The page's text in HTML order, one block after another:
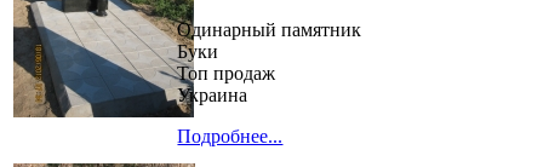
Одинарный памятник
Буки
Топ продаж
Украина
Подробнее...